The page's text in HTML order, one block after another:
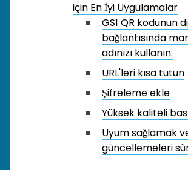
için En İyi Uygulamalar
GS1 QR kodunun
bağlantısında
adınızı kullanın.
URL'leri kısa tutun
Şifreleme ekle
Yüksek kaliteli
Uyum sağlamak
güncellemeleri